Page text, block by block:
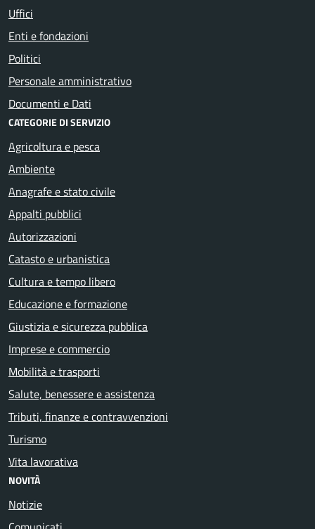
Uffici
Enti e fondazioni
Politici
Personale amministrativo
Documenti e Dati
CATEGORIE DI SERVIZIO
Agricoltura e pesca
Ambiente
Anagrafe e stato civile
Appalti pubblici
Autorizzazioni
Catasto e urbanistica
Cultura e tempo libero
Educazione e formazione
Giustizia e sicurezza pubblica
Imprese e commercio
Mobilità e trasporti
Salute, benessere e assistenza
Tributi, finanze e contravvenzioni
Turismo
Vita lavorativa
NOVITÀ
Notizie